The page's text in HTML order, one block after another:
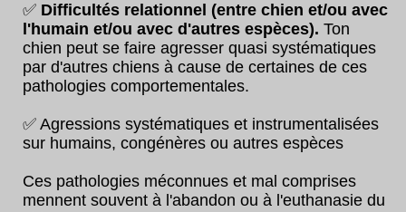
✅ Difficultés relationnel (entre chien et/ou avec
l'humain et/ou avec d'autres espèces). Ton
chien peut se faire agresser quasi systématiques
par d'autres chiens à cause de certaines de ces
pathologies comportementales.
✅ Agressions systématiques et instrumentalisées
sur humains, congénères ou autres espèces
Ces pathologies méconnues et mal comprises
mennent souvent à l'abandon ou à l'euthanasie du